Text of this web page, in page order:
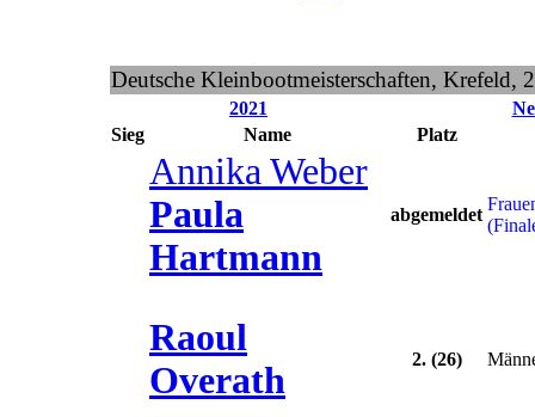
Deutsche Kleinbootmeisterschaften, Krefeld,
2021
Sieg
Name Platz
Annika Weber
Paula
Hartmann
abgemeldet
Raoul
Overath
2. (26)